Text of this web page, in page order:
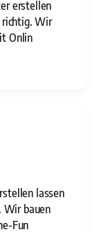
erstellen
richtig. Wir
Onlin
lassen
Wir bauen
Fun